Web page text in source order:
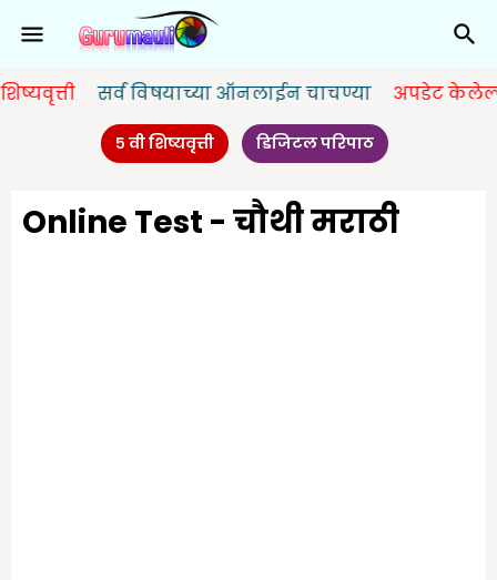
सर्व विषयाच्या ऑनलाईन चाचण्या अपडेट केलेल्या
५ वी शिष्यवृत्ती डिजिटल परिपाठ
Online Test - चौथी मराठी